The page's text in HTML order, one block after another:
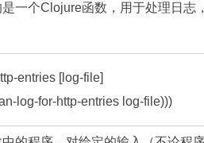
个Clojure函数，用于处理日志
entries [log-file]
log-for-http-entries log-file)))